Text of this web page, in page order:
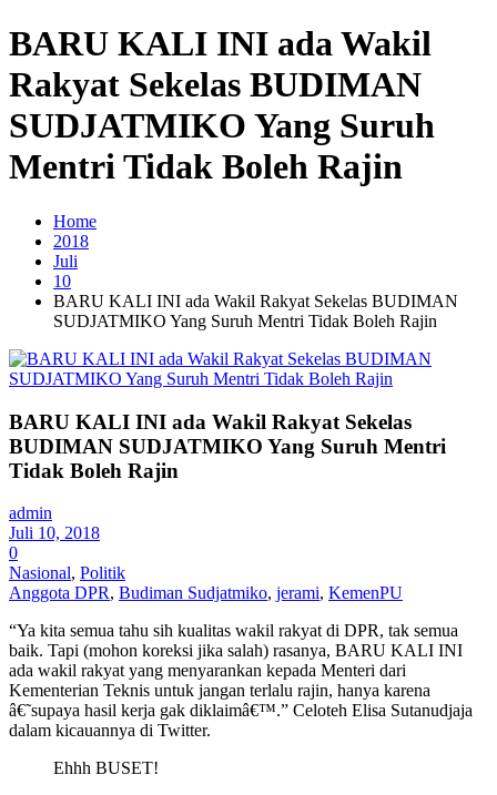
BARU KALI INI ada Wakil
Rakyat Sekelas BUDIMAN
SUDJATMIKO Yang Suruh
Mentri Tidak Boleh Rajin
Home
2018
Juli
10
BARU KALI INI ada Wakil Rakyat Sekelas BUDIMAN
SUDJATMIKO Yang Suruh Mentri Tidak Boleh Rajin
BARU KALI INI ada Wakil Rakyat Sekelas
BUDIMAN SUDJATMIKO Yang Suruh Mentri
Tidak Boleh Rajin
admin
Juli 10, 2018
0
Nasional, Politik
Anggota DPR, Budiman Sudjatmiko, jerami, KemenPU
“Ya kita semua tahu sih kualitas wakil rakyat di DPR, tak semua
baik. Tapi (mohon koreksi jika salah) rasanya, BARU KALI INI
ada wakil rakyat yang menyarankan kepada Menteri dari
Kementerian Teknis untuk jangan terlalu rajin, hanya karena
â€˜supaya hasil kerja gak diklaimâ€™.” Celoteh Elisa Sutanudjaja
dalam kicauannya di Twitter.
Ehhh BUSET!